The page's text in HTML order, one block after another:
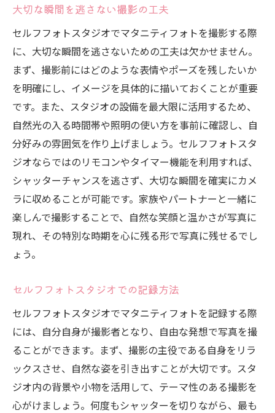
大切な瞬間を逃さない撮影の工夫
セルフフォトスタジオでマタニティフォトを撮影する際
に、大切な瞬間を逃さないための工夫は欠かせません。
まず、撮影前にはどのような表情やポーズを残したいか
を明確にし、イメージを具体的に描いておくことが重要
です。また、スタジオの設備を最大限に活用するため、
自然光の入る時間帯や照明の使い方を事前に確認し、自
分好みの雰囲気を作り上げましょう。セルフフォトスタ
ジオならではのリモコンやタイマー機能を利用すれば、
シャッターチャンスを逃さず、大切な瞬間を確実にカメ
ラに収めることが可能です。家族やパートナーと一緒に
楽しんで撮影することで、自然な笑顔と温かさが写真に
現れ、その特別な時期を心に残る形で写真に残せるでし
ょう。
セルフフォトスタジオでの記録方法
セルフフォトスタジオでマタニティフォトを記録する際
には、自分自身が撮影者となり、自由な発想で写真を撮
ることができます。まず、撮影の主役である自身をリラ
ックスさせ、自然な姿を引き出すことが大切です。スタ
ジオ内の背景や小物を活用して、テーマ性のある撮影を
心がけましょう。何度もシャッターを切りながら、最も